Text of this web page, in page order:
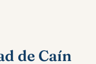
de Caín